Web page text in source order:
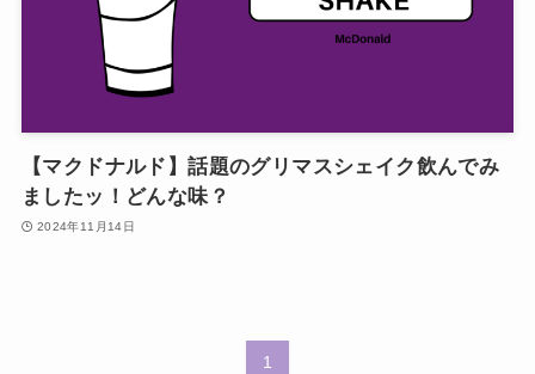
【マクドナルド】話題のグリマスシェイク飲んでみ
ましたッ！どんな味？
2024年11月14日
1